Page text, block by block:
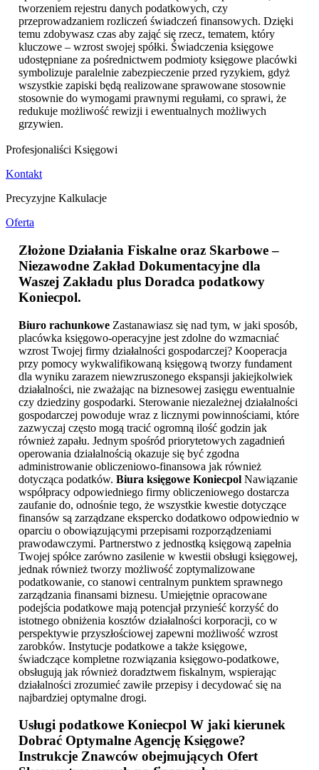
tworzeniem rejestru danych podatkowych, czy
przeprowadzaniem rozliczeń świadczeń finansowych. Dzięki
temu zdobywasz czas aby zająć się rzecz, tematem, który
kluczowe – wzrost swojej spółki. Świadczenia księgowe
udostępniane za pośrednictwem podmioty księgowe placówki
symbolizuje paralelnie zabezpieczenie przed ryzykiem, gdyż
wszystkie zapiski będą realizowane sprawowane stosownie
stosownie do wymogami prawnymi regułami, co sprawi, że
redukuje możliwość rewizji i ewentualnych możliwych
grzywien.
Profesjonaliści Księgowi
Kontakt
Precyzyjne Kalkulacje
Oferta
Złożone Działania Fiskalne oraz Skarbowe –
Niezawodne Zakład Dokumentacyjne dla
Waszej Zakładu plus Doradca podatkowy
Koniecpol.
Biuro rachunkowe Zastanawiasz się nad tym, w jaki sposób,
placówka księgowo-operacyjne jest zdolne do wzmacniać
wzrost Twojej firmy działalności gospodarczej? Kooperacja
przy pomocy wykwalifikowaną księgową tworzy fundament
dla wyniku zarazem niewzruszonego ekspansji jakiejkolwiek
działalności, nie zważając na biznesowej zasięgu ewentualnie
czy dziedziny gospodarki. Sterowanie niezależnej działalności
gospodarczej powoduje wraz z licznymi powinnościami, które
zazwyczaj często mogą tracić ogromną ilość godzin jak
również zapału. Jednym spośród priorytetowych zagadnień
operowania działalnością okazuje się być zgodna
administrowanie obliczeniowo-finansowa jak również
dotycząca podatków. Biura księgowe Koniecpol Nawiązanie
współpracy odpowiedniego firmy obliczeniowego dostarcza
zaufanie do, odnośnie tego, że wszystkie kwestie dotyczące
finansów są zarządzane ekspercko dodatkowo odpowiednio w
oparciu o obowiązującymi przepisami rozporządzeniami
prawodawczymi. Partnerstwo z jednostką księgową zapełnia
Twojej spółce zarówno zasilenie w kwestii obsługi księgowej,
jednak również tworzy możliwość zoptymalizowane
podatkowanie, co stanowi centralnym punktem sprawnego
zarządzania finansami biznesu. Umiejętnie opracowane
podejścia podatkowe mają potencjał przynieść korzyść do
istotnego obniżenia kosztów działalności korporacji, co w
perspektywie przyszłościowej zapewni możliwość wzrost
zarobków. Instytucje podatkowe a także księgowe,
świadczące kompletne rozwiązania księgowo-podatkowe,
obsługują jak również doradztwem fiskalnym, wspierając
działalności zrozumieć zawiłe przepisy i decydować się na
najbardziej optymalne drogi.
Usługi podatkowe Koniecpol W jaki kierunek
Dobrać Optymalne Agencję Księgowe?
Instrukcje Znawców obejmujących Ofert